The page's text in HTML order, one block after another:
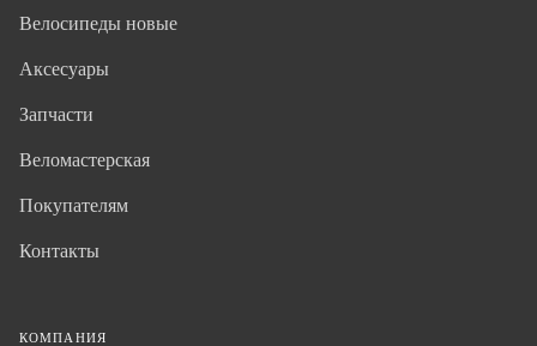
Велосипеды новые
Аксесуары
Запчасти
Веломастерская
Покупателям
Контакты
КОМПАНИЯ